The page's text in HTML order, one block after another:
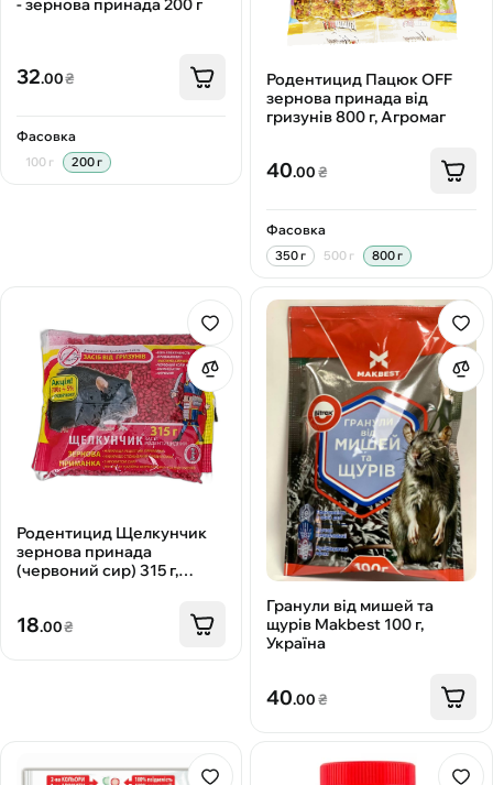
- зернова принада 200 г
32.00₴
Фасовка
100 г 200 г
Родентицид Пацюк OFF
зернова принада від
гризунів 800 г, Агромаг
40.00₴
Фасовка
350 г 500 г 800 г
Родентицид Щелкунчик
зернова принада
(червоний сир) 315 г,
18.00₴
Гранули від мишей та
щурів Makbest 100 г,
Україна
40.00₴